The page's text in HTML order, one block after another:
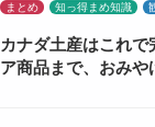
まとめ 知っ得まめ知識
カナダ土産はこれ
ア商品まで、おみや